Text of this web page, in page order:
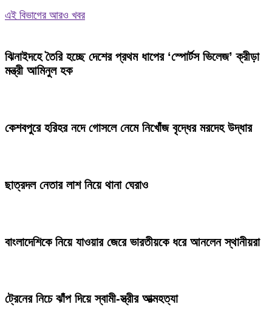
এই বিভাগের আরও খবর
ঝিনাইদহে তৈরি হচ্ছে দেশের প্রথম ধাপের ‘স্পোর্টস ভিলেজ’ ক্রীড়া
মন্ত্রী আমিনুল হক
কেশবপুরে হরিহর নদে গোসলে নেমে নিখোঁজ বৃদ্ধের মরদেহ উদ্ধার
ছাত্রদল নেতার লাশ নিয়ে থানা ঘেরাও
বাংলাদেশিকে নিয়ে যাওয়ার জেরে ভারতীয়কে ধরে আনলেন স্থানীয়রা
ট্রেনের নিচে ঝাঁপ দিয়ে স্বামী-স্ত্রীর আত্মহত্যা